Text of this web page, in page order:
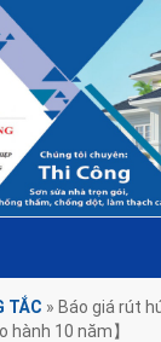
TẮC » Báo giá rút
hành 10 năm】